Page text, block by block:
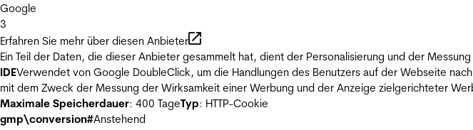
Google
3
Erfahren Sie mehr über diesen Anbieter
Ein Teil der Daten, die dieser Anbieter gesammelt hat, dient der Personalisierung und der
IDEVerwendet von Google DoubleClick, um die Handlungen des Benutzers auf der Webseite
mit dem Zweck der Messung der Wirksamkeit einer Werbung und der Anzeige zielgerichteter
Maximale Speicherdauer: 400 TageTyp: HTTP-Cookie
gmp\conversion#Anstehend